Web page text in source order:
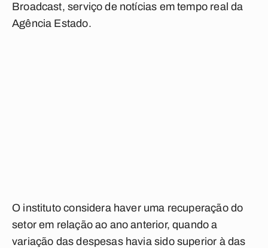
Broadcast, serviço de notícias em tempo real da
Agência Estado.
O instituto considera haver uma recuperação do
setor em relação ao ano anterior, quando a
variação das despesas havia sido superior à das